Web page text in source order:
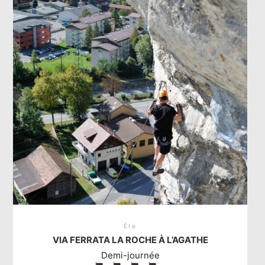
Été
VIA FERRATA LA ROCHE À L’AGATHE
Demi-journée